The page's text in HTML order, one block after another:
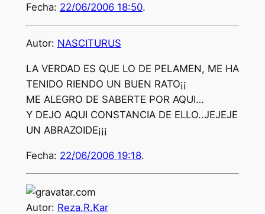
Fecha: 22/06/2006 18:50.
Autor: NASCITURUS
LA VERDAD ES QUE LO DE PELAMEN, ME HA
TENIDO RIENDO UN BUEN RATO¡¡
ME ALEGRO DE SABERTE POR AQUI…
Y DEJO AQUI CONSTANCIA DE ELLO..JEJEJE
UN ABRAZOIDE¡¡¡
Fecha: 22/06/2006 19:18.
Autor: Reza.R.Kar